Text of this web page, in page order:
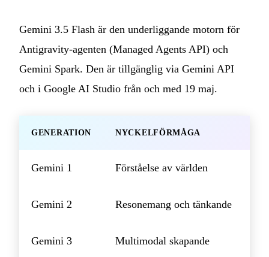
Gemini 3.5 Flash är den underliggande motorn för
Antigravity-agenten (Managed Agents API) och
Gemini Spark. Den är tillgänglig via Gemini API
och i Google AI Studio från och med 19 maj.
GENERATION NYCKELFÖRMÅGA
Gemini 1 Förståelse av världen
Gemini 2 Resonemang och tänkande
Gemini 3 Multimodal skapande